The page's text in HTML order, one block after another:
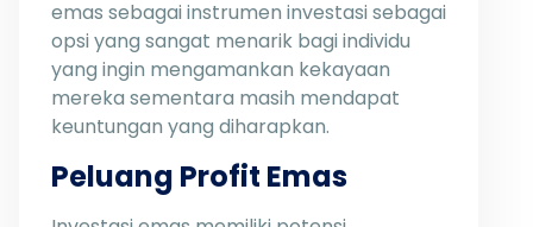
emas sebagai instrumen investasi sebagai
opsi yang sangat menarik bagi individu
yang ingin mengamankan kekayaan
mereka sementara masih mendapat
keuntungan yang diharapkan.
Peluang Profit Emas